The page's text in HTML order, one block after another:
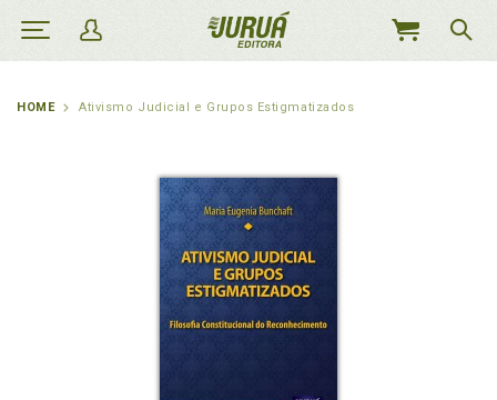
MEU
HOME Ativismo Judicial e Grupos Estigmatizados